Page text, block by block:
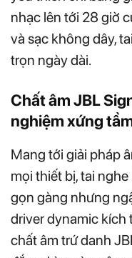
nhạc lên tới 28 giờ
và sạc không dây,
trọn ngày dài.
Chất âm JBL
nghiệm xứng
Mang tới giải pháp
mọi thiết bị, tai
gọn gàng nhưng
driver dynamic kích
chất âm trứ danh